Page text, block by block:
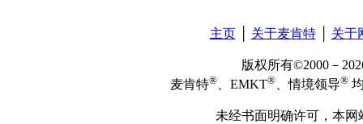
主页│ 关于麦肯特│ 关于
版权所有©2000－
麦肯特® 、EMKT® 、情境领导®
未经书面明确许可，本